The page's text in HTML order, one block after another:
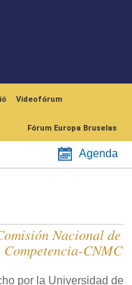
Videofórum
Fórum Europa Bruselas
Agenda
Nacional de
CNMC
por la Universidad de